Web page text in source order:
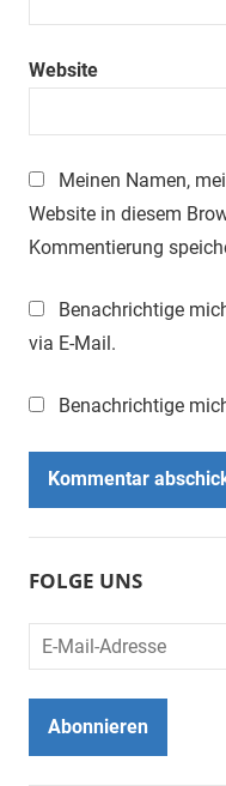
Website
Meinen Namen,
Website in diesem
Kommentierung
Benachrichtige
via E-Mail.
Benachrichtige
FOLGE UNS
Mail-
Adresse
Abonnieren